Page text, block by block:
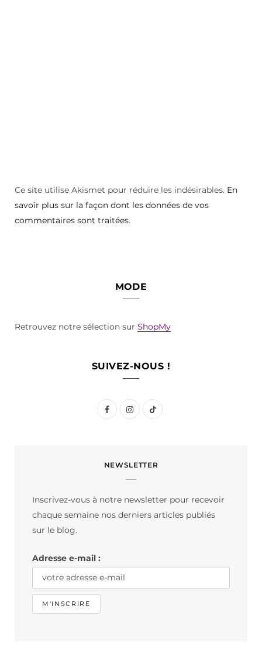
Ce site utilise Akismet pour réduire les indésirables. En
savoir plus sur la façon dont les données de vos
commentaires sont traitées.
MODE
Retrouvez notre sélection sur ShopMy
SUIVEZ-NOUS !
F
e
I
t
m
T
T
NEWSLETTER
Inscrivez-vous à notre newsletter pour recevoir
chaque semaine nos derniers articles publiés
sur le blog.
Adresse e-mail :